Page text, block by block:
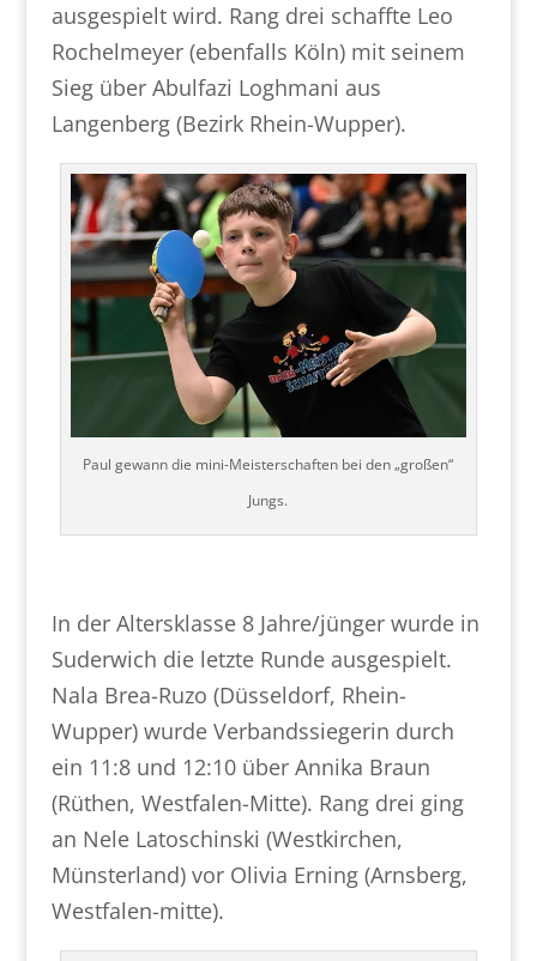
ausgespielt wird. Rang drei schaffte Leo
Rochelmeyer (ebenfalls Köln) mit seinem
Sieg über Abulfazi Loghmani aus
Langenberg (Bezirk Rhein-Wupper).
Paul gewann die mini-Meisterschaften bei den „großen“
Jungs.
In der Altersklasse 8 Jahre/jünger wurde in
Suderwich die letzte Runde ausgespielt.
Nala Brea-Ruzo (Düsseldorf, Rhein-
Wupper) wurde Verbandssiegerin durch
ein 11:8 und 12:10 über Annika Braun
(Rüthen, Westfalen-Mitte). Rang drei ging
an Nele Latoschinski (Westkirchen,
Münsterland) vor Olivia Erning (Arnsberg,
Westfalen-mitte).